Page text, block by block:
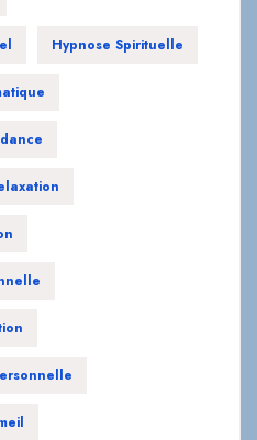
Hypnose Spirituelle